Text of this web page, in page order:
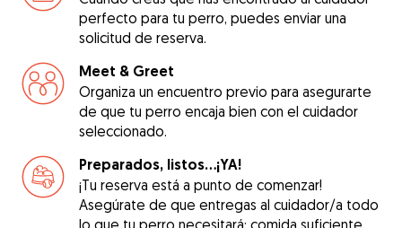
perfecto para tu perro, puedes enviar una
solicitud de reserva.
Meet & Greet
Organiza un encuentro previo para asegurarte
de que tu perro encaja bien con el cuidador
seleccionado.
Preparados, listos...¡YA!
¡Tu reserva está a punto de comenzar!
Asegúrate de que entregas al cuidador/a todo
lo que tu perro necesitará: comida suficiente,